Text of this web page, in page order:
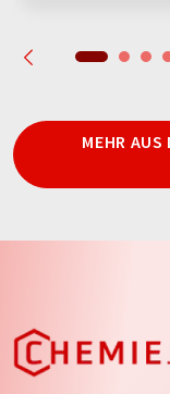
MEHR